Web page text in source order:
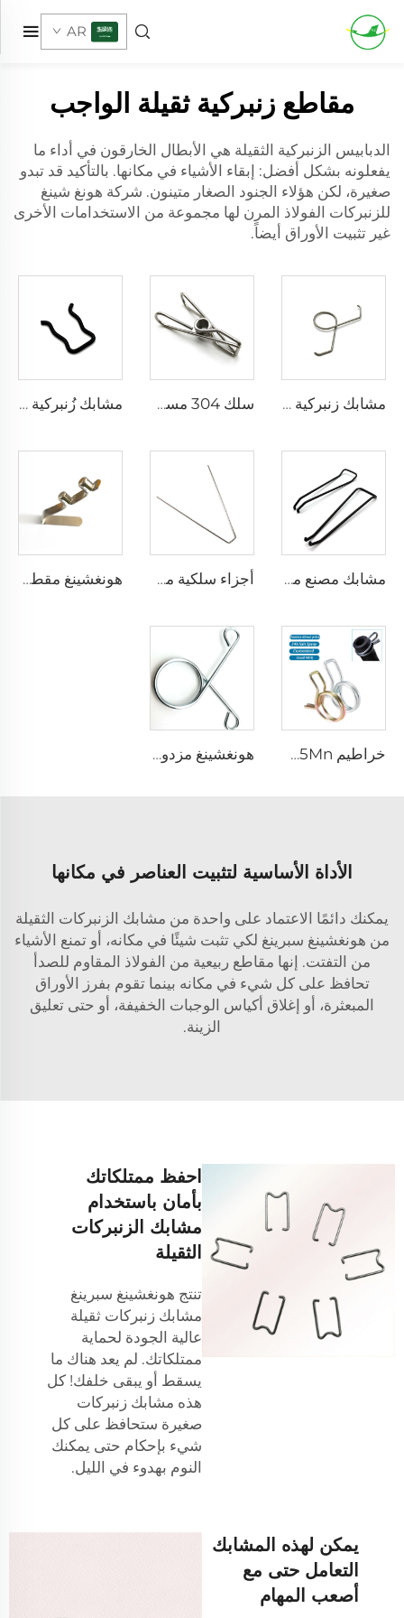
AR
مقاطع زنبركية ثقيلة الواجب
الدبابيس الزنبركية الثقيلة هي الأبطال الخارقون في أداء ما
يفعلونه بشكل أفضل: إبقاء الأشياء في مكانها. بالتأكيد قد تبدو
صغيرة، لكن هؤلاء الجنود الصغار متينون. شركة هونغ شينغ
للزنبركات الفولاذ المرن لها مجموعة من الاستخدامات الأخرى
غير تثبيت الأوراق أيضاً.
مشابك زنبركية مزدوجة التواء مصنوعة من الفولاذ المقاوم للصدأ بتشكيل السلك من مصنع معتمد حسب معيار ISO سلك 304 مسمار معدني لتعليق الجوارب بنابض لولبي للاستخدام في تعليق الملابس مشابك زُنبركية على شكل حرف U مع طلاء أسود من شركة هونغشينغ، زُنبركات على شكل خاص
مشابك مصنع معتمدة بشهادة CE و ISO، زُنبركات على أشكال متنوعة، مشابك معدنية مخصصة على شكل سلك أجزاء سلكية مخصصة بأشكال مختلفة أجزاء تشكيل الأسلاك مقاطع الربيع هونغشينغ مقطع قطب خيمة مشبك ربيع زر دفع المجداف القارب مشبك الربيع الفارغة أنبوب قفل مزدوج مسمار المشبك
خراطيم 65Mn فولاذية Uxcell أسلاك مزدوجة ربيع كليب خرطوم قابل للقفل لخط الوقود أنابيب سيليكون هونغشينغ مزدوج حلزوني إضاءة خاصة شكل تواء ربيع فولاذي صلب مقاطع الربيع
الأداة الأساسية لتثبيت العناصر في مكانها
يمكنك دائمًا الاعتماد على واحدة من مشابك الزنبركات الثقيلة
من هونغشينغ سبرينغ لكي تثبت شيئًا في مكانه، أو تمنع الأشياء
من التفتت. إنها مقاطع ربيعية من الفولاذ المقاوم للصدأ
تحافظ على كل شيء في مكانه بينما تقوم بفرز الأوراق
المبعثرة، أو إغلاق أكياس الوجبات الخفيفة، أو حتى تعليق
الزينة.
احفظ ممتلكاتك
بأمان باستخدام
مشابك الزنبركات
الثقيلة
تنتج هونغشينغ سبرينغ
مشابك زنبركات ثقيلة
عالية الجودة لحماية
ممتلكاتك. لم يعد هناك ما
يسقط أو يبقى خلفك! كل
هذه مشابك زنبركات
صغيرة ستحافظ على كل
شيء بإحكام حتى يمكنك
النوم بهدوء في الليل.
يمكن لهذه المشابك
التعامل حتى مع
أصعب المهام